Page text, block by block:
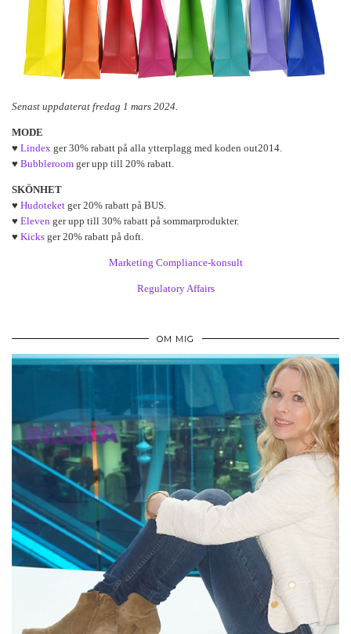
Senast uppdaterat fredag 1 mars 2024.
MODE
♥ Lindex ger 30% rabatt på alla ytterplagg med koden out2014.
♥ Bubbleroom ger upp till 20% rabatt.
SKÖNHET
♥ Hudoteket ger 20% rabatt på BUS.
♥ Eleven ger upp till 30% rabatt på sommarprodukter.
♥ Kicks ger 20% rabatt på doft.
Marketing Compliance-konsult
Regulatory Affairs
OM MIG